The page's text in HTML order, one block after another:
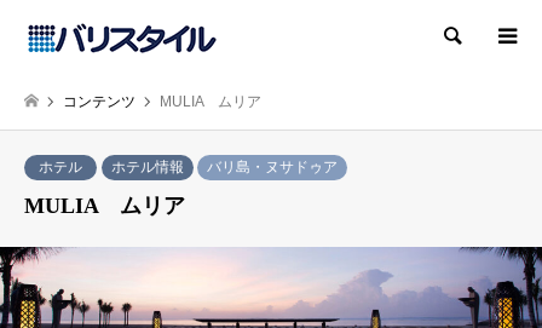
検索
コンテンツ MULIA ムリア
ホテル ホテル情報 バリ島・ヌサドゥア
MULIA ムリア